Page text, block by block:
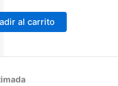
al carrito